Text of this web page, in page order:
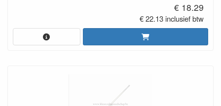
€ 18.29
€ 22.13 inclusief btw